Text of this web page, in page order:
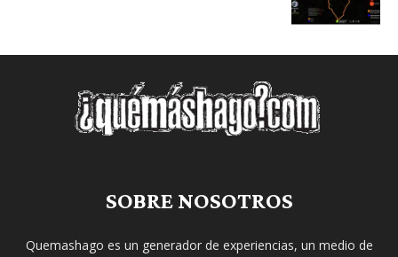
SOBRE NOSOTROS
Quemashago es un generador de experiencias, un medio de